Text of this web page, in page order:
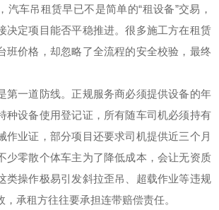
汽车吊租赁早已不是简单的“租设备”交易，
决定项目能否平稳推进。很多施工方在租赁
班价格，却忽略了全流程的安全校验，最终
第一道防线。正规服务商必须提供设备的年
种设备使用登记证，所有随车司机必须持有
作业证，部分项目还要求司机提供近三个月
少零散个体车主为了降低成本，会让无资质
类操作极易引发斜拉歪吊、超载作业等违规
承租方往往要承担连带赔偿责任。